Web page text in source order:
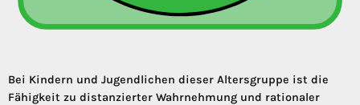
Bei Kindern und Jugendlichen dieser Altersgruppe ist die
Fähigkeit zu distanzierter Wahrnehmung und rationaler